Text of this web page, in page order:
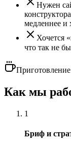
Нужен
медленнее и
Хочется
что так не
Приготовление
Как мы
1
Бриф и